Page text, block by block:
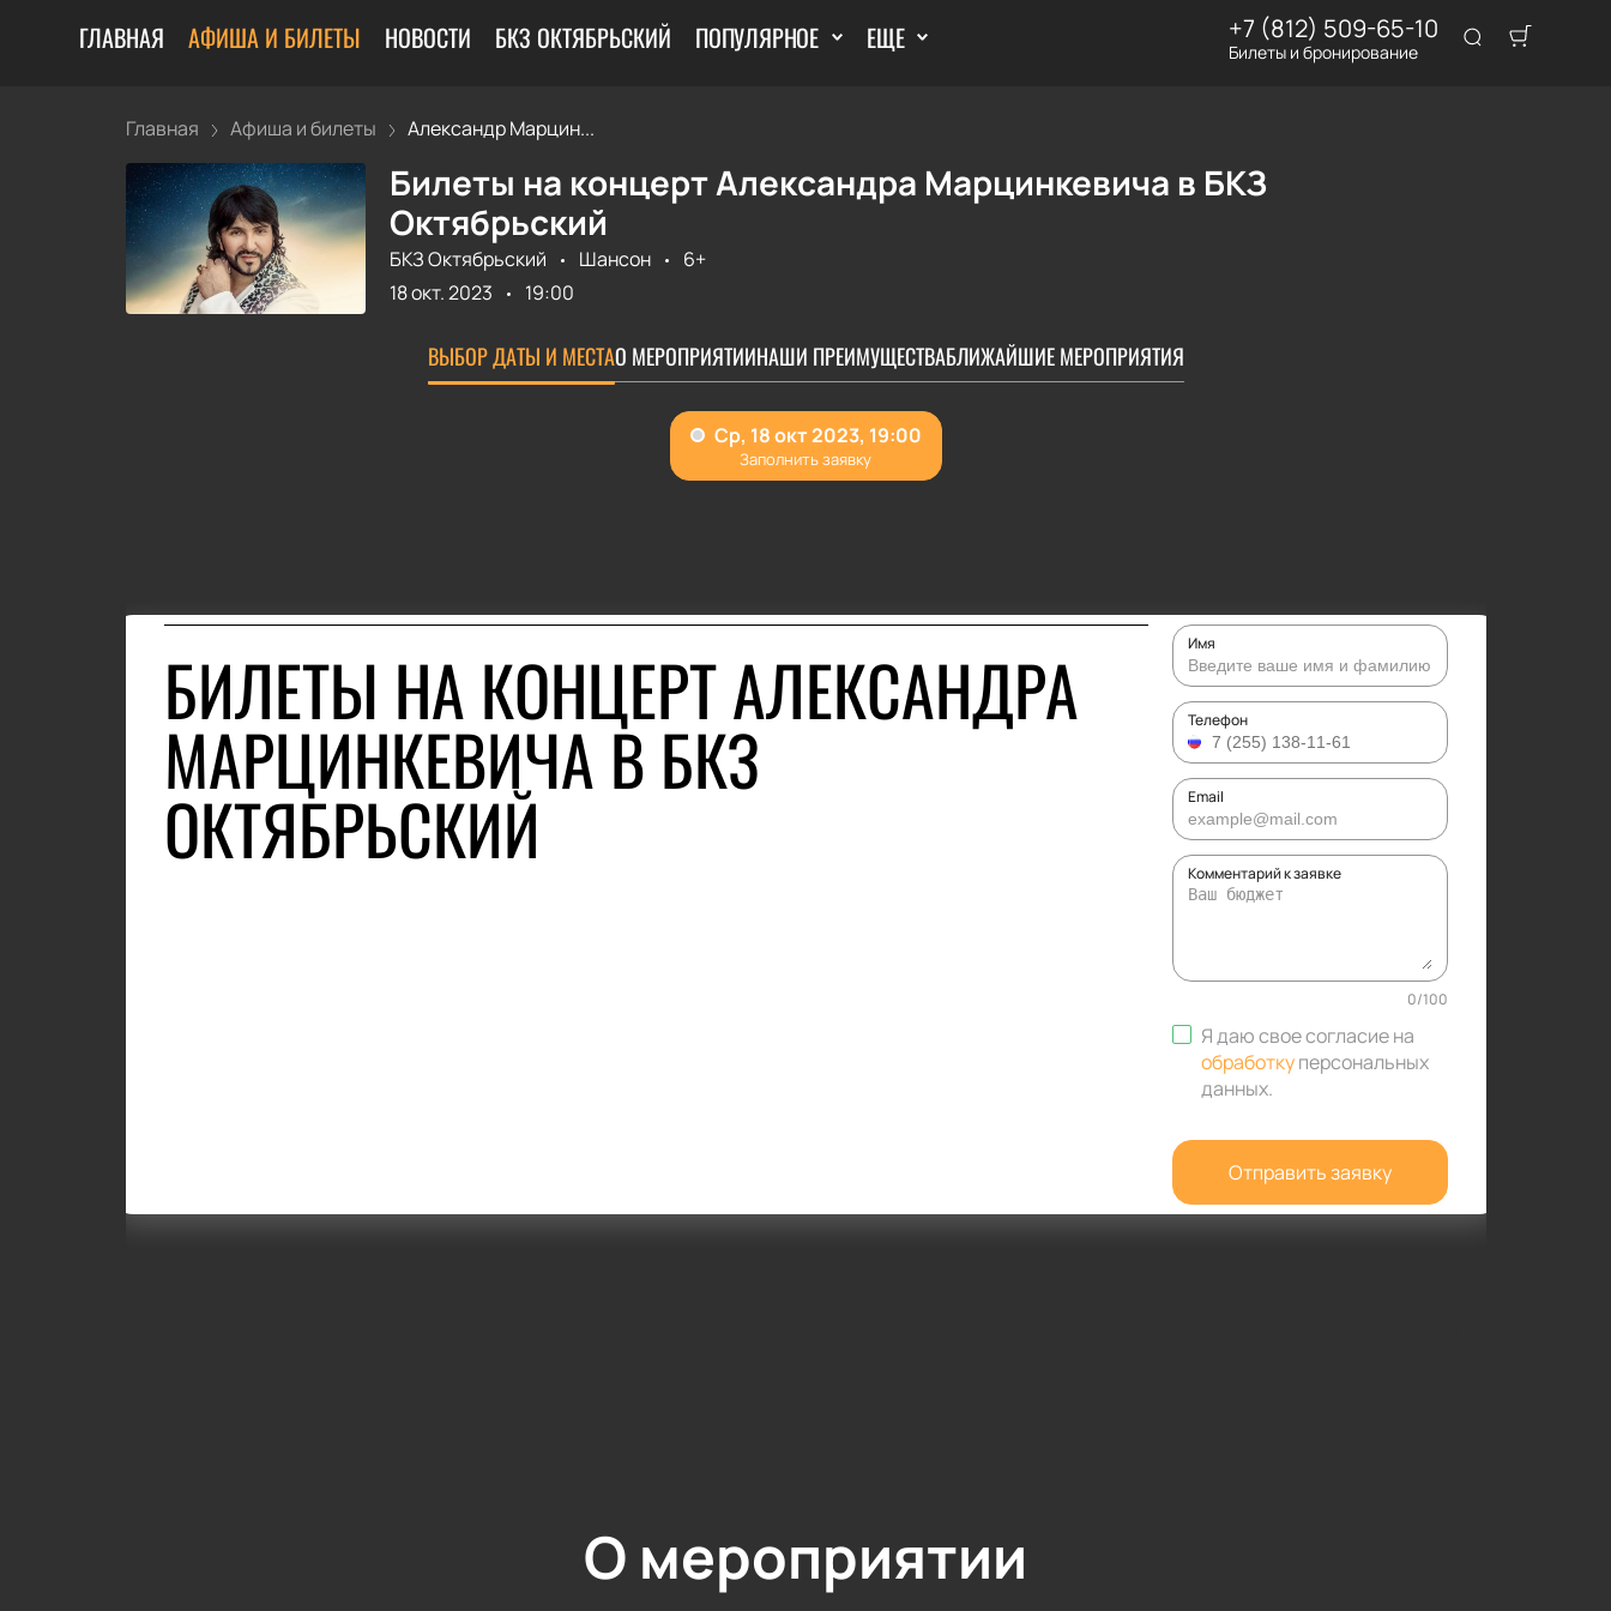
ГЛАВНАЯ АФИША И БИЛЕТЫ НОВОСТИ БКЗ ОКТЯБРЬСКИЙ ПОПУЛЯРНОЕ ЕЩЕ +7 (812) 509-65-10
Билеты и бронирование
Главная Афиша и билеты Александр Марцин...
Билеты на концерт Александра Марцинкевича в БКЗ
Октябрьский
БКЗ Октябрьский Шансон
6+
18 окт. 2023
19:00
ВЫБОР ДАТЫ И МЕСТАО МЕРОПРИЯТИИНАШИ ПРЕИМУЩЕСТВАБЛИЖАЙШИЕ МЕРОПРИЯТИЯ
БИЛЕТЫ НА КОНЦЕРТ АЛЕКСАНДРА
МАРЦИНКЕВИЧА В БКЗ
ОКТЯБРЬСКИЙ
Имя
Телефон
Email
Комментарий к заявке
0/100
Я даю свое согласие на
обработкуперсональных
данных.
Отправить заявку
О мероприятии